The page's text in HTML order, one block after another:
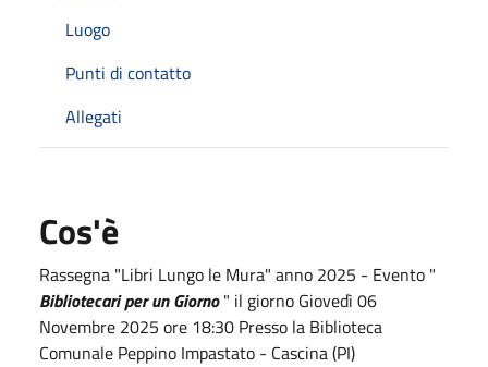
Luogo
Punti di contatto
Allegati
Cos'è
Rassegna "Libri Lungo le Mura" anno 2025 - Evento "
Bibliotecari per un Giorno" il giorno Giovedì 06
Novembre 2025 ore 18:30 Presso la Biblioteca
Comunale Peppino Impastato - Cascina (PI)